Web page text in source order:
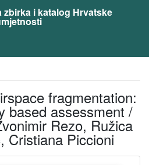
zbirka i katalog Hrvatske
fragmentation:
based assessment /
Rezo, Ružica
Cristiana Piccioni